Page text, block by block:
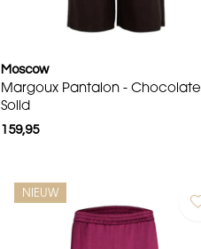
Moscow
Margoux Pantalon - Chocolate
Solid
159,95
NIEUW